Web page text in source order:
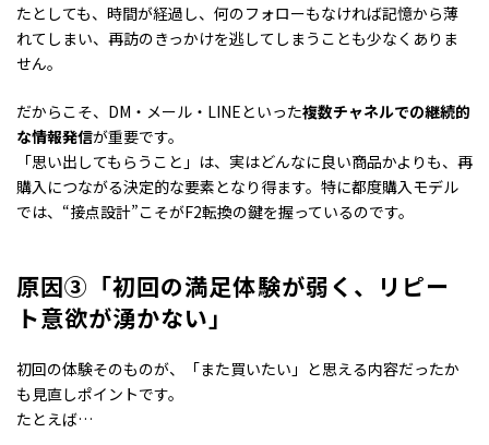
たとしても、時間が経過し、何のフォローもなければ記憶から薄
れてしまい、再訪のきっかけを逃してしまうことも少なくありま
せん。
だからこそ、DM・メール・LINEといった複数チャネルでの継続的
な情報発信が重要です。
「思い出してもらうこと」は、実はどんなに良い商品かよりも、再
購入につながる決定的な要素となり得ます。特に都度購入モデル
では、“接点設計”こそがF2転換の鍵を握っているのです。
原因③「初回の満足体験が弱く 、
リピー
ト意欲が湧かない」
初回の体験そのものが、「また買いたい」と思える内容だったか
も見直しポイントです。
たとえば…